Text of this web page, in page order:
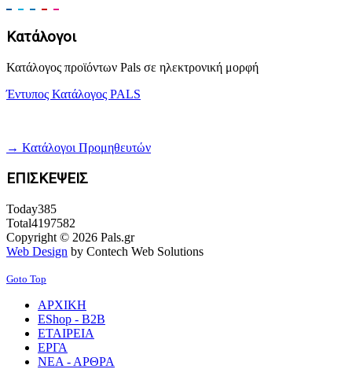
Κατάλογοι
Κατάλογος προϊόντων Pals σε ηλεκτρονική μορφή
Έντυπος Κατάλογος PALS
→ Κατάλογοι Προμηθευτών
ΕΠΙΣΚΕΨΕΙΣ
Today385
Total4197582
Copyright © 2026 Pals.gr
Web Design by Contech Web Solutions
Goto Top
ΑΡΧΙΚΗ
EShop - B2B
ΕΤΑΙΡΕΙΑ
ΕΡΓΑ
ΝΕΑ - ΑΡΘΡΑ